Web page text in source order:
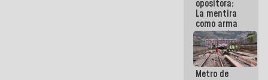
opositora:
La mentira
como arma
contra el
Pueblo
Metro de